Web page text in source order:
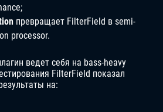
превращает FilterField в semi-
processor.
ведет себя на bass-heavy
FilterField показал
на: